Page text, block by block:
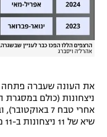
הרצפים הללו הפכו כבר לעניין
אהרל'ה ויסברג
את העונה שעברה פתחה
ניצחונות (כולם במסגרת
אחרי טבח 7
שיא של 11 ניצחונות ב-11 משחקים בכל המסגרות.